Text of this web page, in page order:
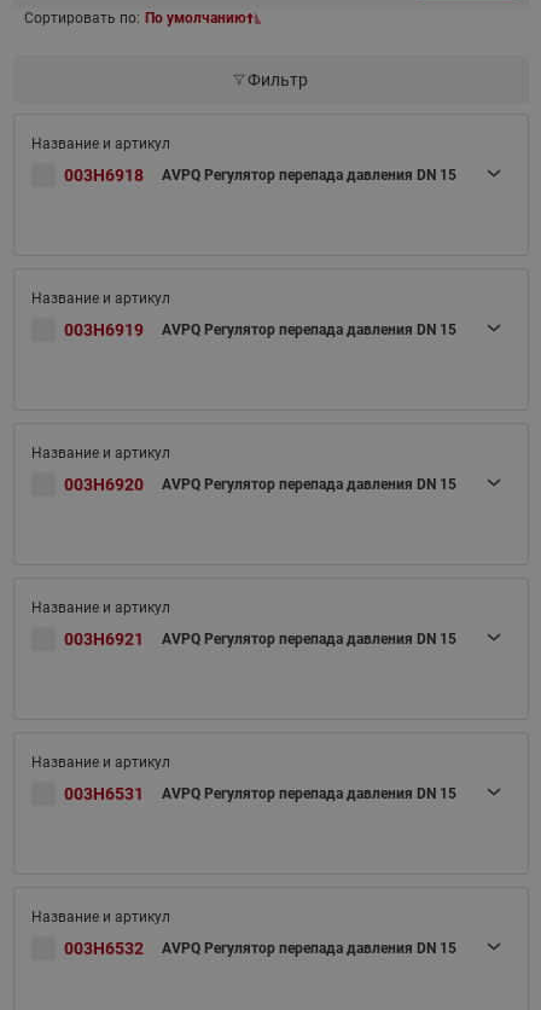
Сортировать по: По умолчанию
Фильтр
003H6918 AVPQ Регулятор перепада давления DN 15
003H6919 AVPQ Регулятор перепада давления DN 15
003H6920 AVPQ Регулятор перепада давления DN 15
003H6921 AVPQ Регулятор перепада давления DN 15
003H6531 AVPQ Регулятор перепада давления DN 15
003H6532 AVPQ Регулятор перепада давления DN 15